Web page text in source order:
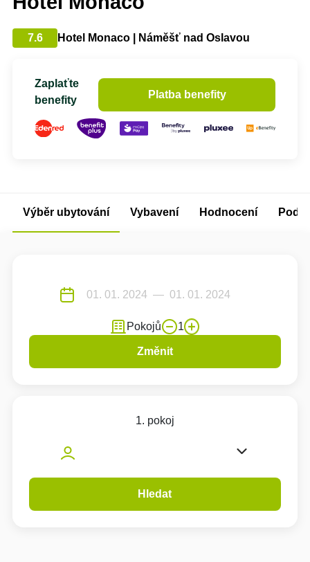
7.6 Hotel Monaco | Náměšť nad Oslavou
Zaplaťte
benefity
Platba benefity
Výběr ubytování Vybavení Hodnocení
Pokojů 1
Změnit
1. pokoj
Hledat